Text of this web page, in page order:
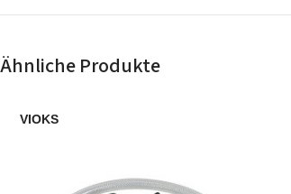
232710-01
Ähnliche Produkte
VIOKS